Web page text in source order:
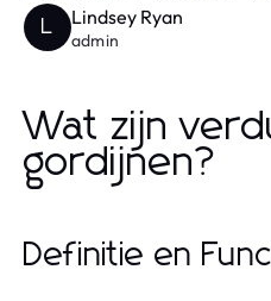
L Lindsey Ryan
admin
Wat zijn
gordijnen?
Definitie en